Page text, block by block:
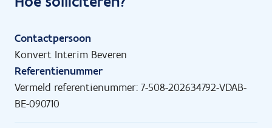
Contactpersoon
Konvert Interim Beveren
Referentienummer
Vermeld referentienummer: 7-508-202634792-VDAB-
BE-090710